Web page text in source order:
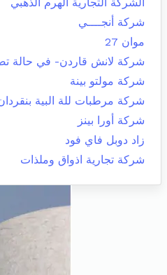
شركة أنجــــي
موان 27
شركة لانش قاردن- في حالة
شركة مولتو بينة
شركة مرطبات للة البية
شركة أورا بينز
زاد دوبل فاي فود
شركة تجارية اذواق وملذات